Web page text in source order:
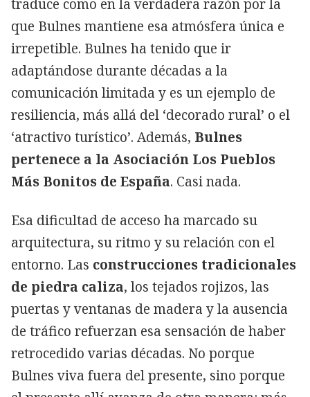
traduce como en la verdadera razón por la
que Bulnes mantiene esa atmósfera única e
irrepetible. Bulnes ha tenido que ir
adaptándose durante décadas a la
comunicación limitada y es un ejemplo de
resiliencia, más allá del ‘decorado rural’ o el
‘atractivo turístico’. Además, Bulnes
pertenece a la Asociación Los Pueblos
Más Bonitos de España. Casi nada.
Esa dificultad de acceso ha marcado su
arquitectura, su ritmo y su relación con el
entorno. Las construcciones tradicionales
de piedra caliza, los tejados rojizos, las
puertas y ventanas de madera y la ausencia
de tráfico refuerzan esa sensación de haber
retrocedido varias décadas. No porque
Bulnes viva fuera del presente, sino porque